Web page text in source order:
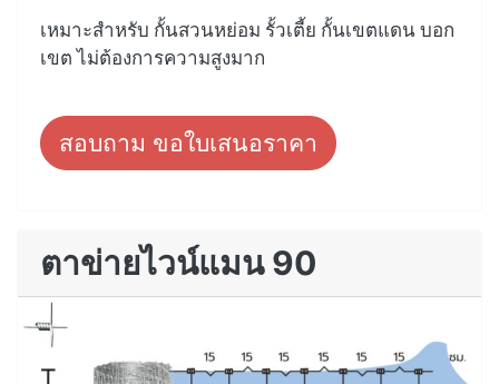
เหมาะสำหรับ กั้นสวนหย่อม รั้วเตี้ย กั้นเขตแดน บอก
เขต ไม่ต้องการความสูงมาก
สอบถาม ขอใบเสนอราคา
ตาข่ายไวน์แมน 90